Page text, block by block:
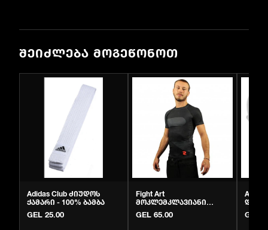
ᲨᲔᲘᲫᲚᲔᲑᲐ ᲛᲝᲒᲔᲬᲝᲜᲝᲗ
Adidas Club ძიუდოს
ქამარი - 100% ბამბა
GEL 25.00
Fight Art
მოკლემკლავიანი
რაშგარდი | MMA და BJJ
სავარჯიშო ზედა
GEL 65.00 -
GEL